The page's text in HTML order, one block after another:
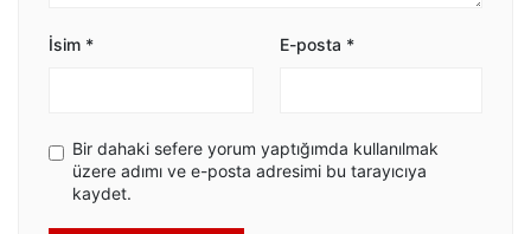
İsim * E-posta *
Bir dahaki sefere yorum yaptığımda kullanılmak
üzere adımı ve e-posta adresimi bu tarayıcıya
kaydet.